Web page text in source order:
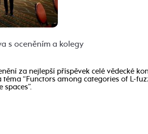
s oceněním a kolegy
za nejlepší příspěvek celé vědecké
téma “Functors among categories of L-